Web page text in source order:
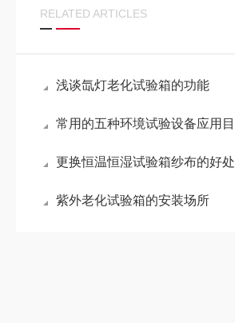
RELATED ARTICLES
浅谈氙灯老化试验箱的功能
常用的五种环境试验设备应用目的汇总
更换恒温恒湿试验箱纱布的好处
紫外老化试验箱的安装场所